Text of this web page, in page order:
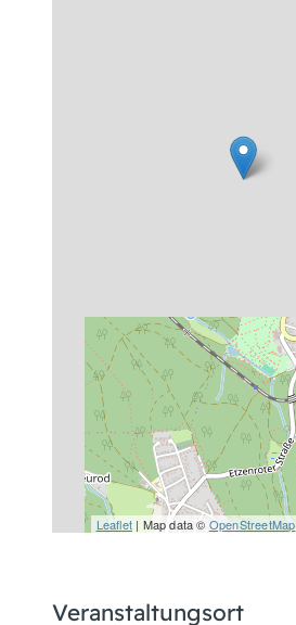
Leaflet| Map data © OpenStreetMap
Veranstaltungsort